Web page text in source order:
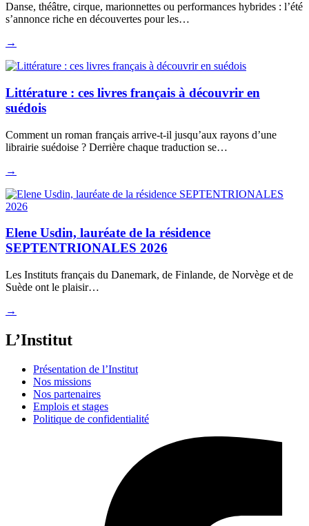
Danse, théâtre, cirque, marionnettes ou performances hybrides : l’été
s’annonce riche en découvertes pour les…
→
Littérature : ces livres français à découvrir en
suédois
Comment un roman français arrive-t-il jusqu’aux rayons d’une
librairie suédoise ? Derrière chaque traduction se…
→
Elene Usdin, lauréate de la résidence
SEPTENTRIONALES 2026
Les Instituts français du Danemark, de Finlande, de Norvège et de
Suède ont le plaisir…
→
L’Institut
Présentation de l’Institut
Nos missions
Nos partenaires
Emplois et stages
Politique de confidentialité